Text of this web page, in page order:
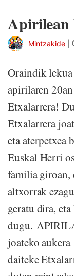
Apirilean
Mintzakide
Oraindik lekua
apirilaren
Etxalarrera!
Etxalarrera
eta
Euskal Herri
familia giroan,
altxorrak
geratu dira,
dugu.
joateko
daiteke